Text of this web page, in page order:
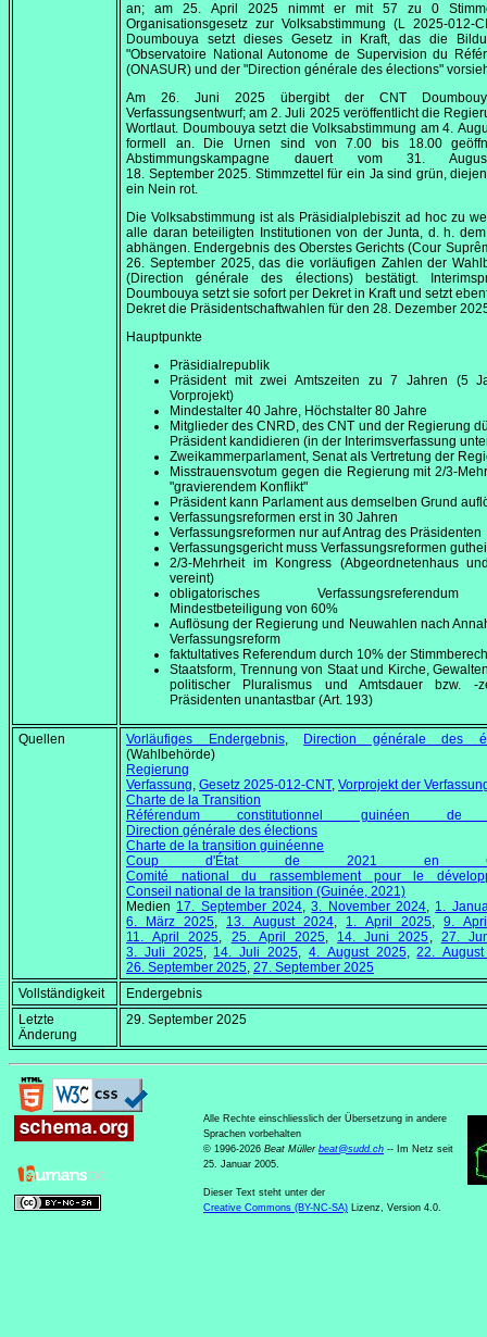
an; am 25. April 2025 nimmt er mit 57 zu 0
Organisationsgesetz zur Volksabstimmung (L 2025-012-
Doumbouya setzt dieses Gesetz in Kraft, das die
"Observatoire National Autonome de Supervision du
(ONASUR) und der "Direction générale des élections"
Am 26. Juni 2025 übergibt der CNT
Verfassungsentwurf; am2. Juli 2025veröffentlicht die
Wortlaut. Doumbouya setzt die Volksabstimmung am 4.
formell an. Die Urnen sind von7.00 bis 18.00
Abstimmungskampagne dauert vom31.
18. September 2025. Stimmzettel für ein Ja sind grün,
ein Nein rot.
Die Volksabstimmung ist als Präsidialplebiszit ad hoc zu
alle daran beteiligten Institutionen von der Junta, d. h.
abhängen. Endergebnis des Oberstes Gerichts (Cour
26. September 2025, das die vorläufigen Zahlen der
(Direction générale des élections) bestätigt.
Doumbouya setzt sie sofort per Dekret in Kraft und setzt
Dekret die Präsidentschaftwahlen für den 28. Dezember
Hauptpunkte
Präsidialrepublik
Präsident mit zwei Amtszeiten zu 7 Jahren (5
Vorprojekt)
Mindestalter 40 Jahre, Höchstalter 80 Jahre
Mitglieder des CNRD, des CNT und der Regierung
Präsident kandidieren (in der Interimsverfassung
Zweikammerparlament, Senat als Vertretung der
Misstrauensvotum gegen die Regierung mit 2/3-
"gravierendem Konflikt"
Präsident kann Parlament aus demselben Grund
Verfassungsreformen erst in 30 Jahren
Verfassungsreformen nur auf Antrag des Präsidenten
Verfassungsgericht muss Verfassungsreformen
2/3-Mehrheit im Kongress (Abgeordnetenhaus
vereint)
obligatorisches
Mindestbeteiligung von 60%
Auflösung der Regierung und Neuwahlen nach
Verfassungsreform
faktultatives Referendum durch 10% der
Staatsform, Trennung von Staat und Kirche,
politischer Pluralismus und Amtsdauer bzw. -
Präsidenten unantastbar (Art. 193)
Quellen Vorläufiges Endergebnis,
Direction générale des
(Wahlbehörde)
Regierung
Verfassung, Gesetz 2025-012-CNT, Vorprojekt der
Charte de la Transition
Référendum constitutionnel guinéen de
Direction générale des élections
Charte de la transition guinéenne
Coup d'État de 2021 en
Comité national du rassemblement pour le
Conseil national de la transition (Guinée, 2021)
Medien 17. September 2024,3. November 2024, 1.
6. März 2025, 13. August 2024, 1. April 2025, 9.
11. April 2025, 25. April 2025, 14. Juni 2025, 27.
3. Juli 2025, 14. Juli 2025, 4. August 2025,22.
26. September 2025, 27. September 2025
Vollständigkeit
Endergebnis
Letzte
Änderung
29. September 2025
Alle Rechte einschliesslich der Übersetzung in andere
Sprachen vorbehalten
© 1996-2026 Beat Müller beat@sudd.ch -- Im Netz seit
25. Januar 2005.
Dieser Text steht unter der
Creative Commons (BY-NC-SA) Lizenz, Version 4.0.